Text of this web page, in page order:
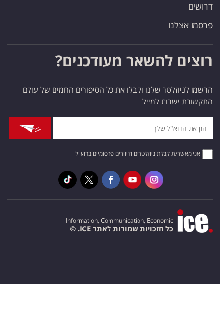
דרושים
פרסמו אצלנו
רוצים להשאר מעודכנים?
הרשמו לניוזלטר שלנו וקבלו את כל הסיפורים החמים של עולם
התקשורת ישרות למייל
אני מאשר/ת קבלת ניוזלטרים ודיוורים פרסומיים בדוא"ל
Information, Communication, Economic
כל הזכויות שמורות לאתר ICE. ©